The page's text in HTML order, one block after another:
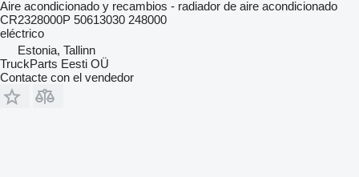
Aire acondicionado y recambios - radiador de aire acondicionado
CR2328000P 50613030 248000
eléctrico
Estonia, Tallinn
TruckParts Eesti OÜ
Contacte con el vendedor